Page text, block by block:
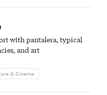
with pantalera, typical
and art
& Cinema